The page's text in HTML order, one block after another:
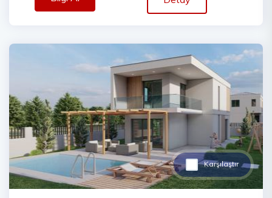
Karşılaştır